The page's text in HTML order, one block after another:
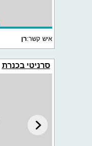
איש קשר:רן
סרניטי בכנרת